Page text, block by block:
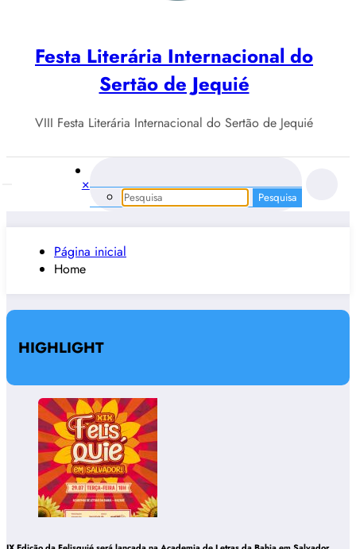
Festa Literária Internacional do
Sertão de Jequié
VIII Festa Literária Internacional do Sertão de Jequié
×
Página inicial
Home
HIGHLIGHT